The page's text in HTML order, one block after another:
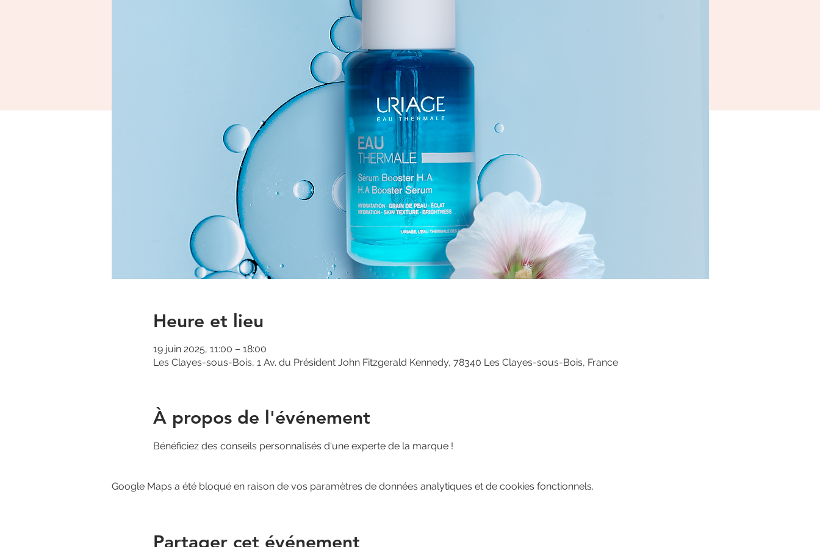
Heure et lieu
19 juin 2025, 11:00 – 18:00
Les Clayes-sous-Bois, 1 Av. du Président John Fitzgerald Kennedy, 78340 Les Clayes-sous-Bois, France
À propos de l'événement
Bénéficiez des conseils personnalisés d'une experte de la marque !
Google Maps a été bloqué en raison de vos paramètres de données analytiques et de cookies fonctionnels.
Partager cet événement